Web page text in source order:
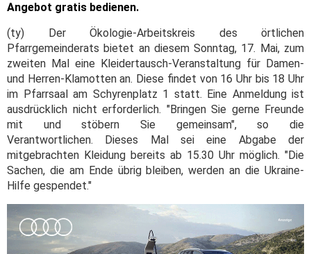
Angebot gratis bedienen.
(ty) Der Ökologie-Arbeitskreis des örtlichen
Pfarrgemeinderats bietet an diesem Sonntag, 17. Mai, zum
zweiten Mal eine Kleidertausch-Veranstaltung für Damen-
und Herren-Klamotten an. Diese findet von 16 Uhr bis 18 Uhr
im Pfarrsaal am Schyrenplatz 1 statt. Eine Anmeldung ist
ausdrücklich nicht erforderlich. "Bringen Sie gerne Freunde
mit und stöbern Sie gemeinsam", so die
Verantwortlichen. Dieses Mal sei eine Abgabe der
mitgebrachten Kleidung bereits ab 15.30 Uhr möglich. "Die
Sachen, die am Ende übrig bleiben, werden an die Ukraine-
Hilfe gespendet."